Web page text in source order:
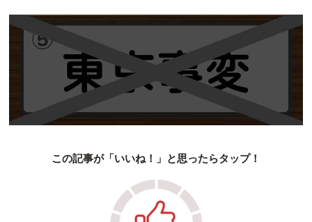
この記事が「いいね！」と思ったらタップ！